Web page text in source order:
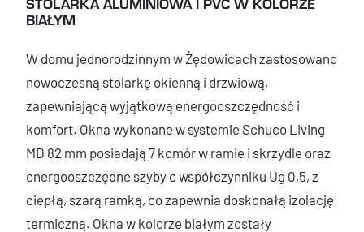
BIAŁYM
W domu jednorodzinnym w Żędowicach zastosowano
nowoczesną stolarkę okienną i drzwiową,
zapewniającą wyjątkową energooszczędność i
komfort. Okna wykonane w systemie Schuco Living
MD 82 mm posiadają 7 komór w ramie i skrzydle oraz
energooszczędne szyby o współczynniku Ug 0,5, z
ciepłą, szarą ramką, co zapewnia doskonałą izolację
termiczną. Okna w kolorze białym zostały